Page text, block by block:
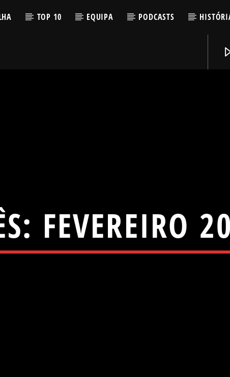
TOP 10 EQUIPA PODCASTS
FEVEREIRO